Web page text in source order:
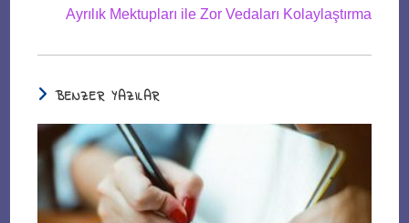
Ayrılık Mektupları ile Zor Vedaları Kolaylaştırma
BENZER YAZILAR